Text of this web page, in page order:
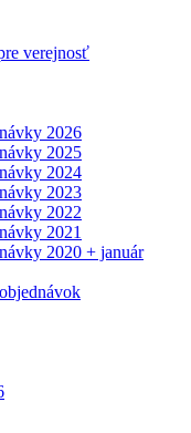
verejnosť
2026
2025
2024
2023
2022
2021
2020 + január